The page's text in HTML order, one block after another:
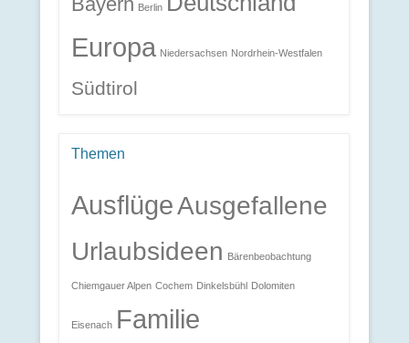
Berlin
Europa Niedersachsen Nordrhein-Westfalen
Südtirol
Themen
AusflügeAusgefallene
Urlaubsideen Bärenbeobachtung
Chiemgauer Alpen Cochem Dinkelsbühl Dolomiten
Eisenach Familie